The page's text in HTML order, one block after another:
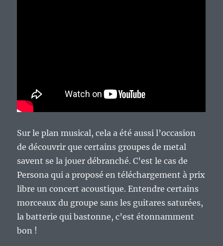
Sur le plan musical, cela a été aussi l’occasion
de découvrir que certains groupes de metal
savent se la jouer débranché. C’est le cas de
Persona qui a proposé en téléchargement à prix
libre un concert acoustique. Entendre certains
morceaux du groupe sans les guitares saturées,
la batterie qui bastonne, c’est étonnamment
bon !